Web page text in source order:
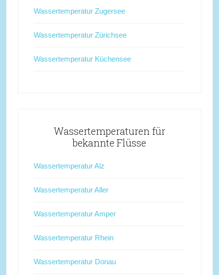
Wassertemperatur Zugersee
Wassertemperatur Zürichsee
Wassertemperatur Küchensee
Wassertemperaturen für
bekannte Flüsse
Wassertemperatur Alz
Wassertemperatur Aller
Wassertemperatur Amper
Wassertemperatur Rhein
Wassertemperatur Donau